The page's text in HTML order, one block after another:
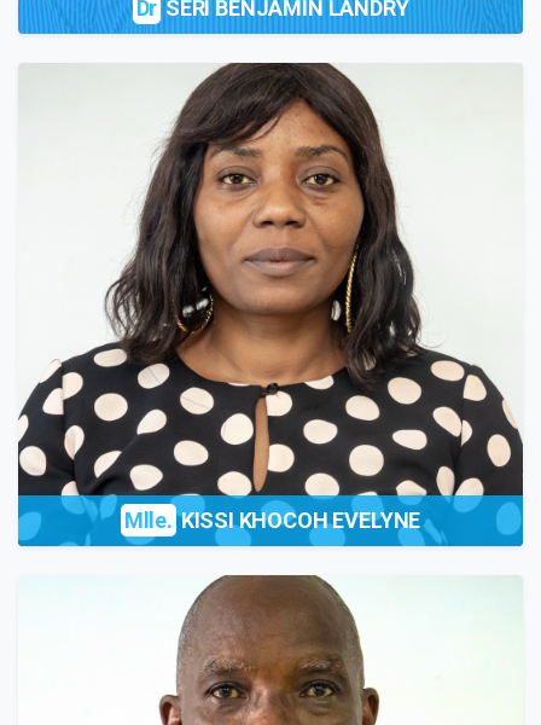
Dr SERI BENJAMIN LANDRY
Mlle.KISSI KHOCOH EVELYNE